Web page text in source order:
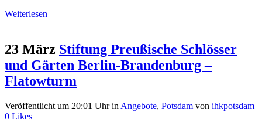
Weiterlesen
23 März Stiftung Preußische Schlösser
und Gärten Berlin-Brandenburg –
Flatowturm
Veröffentlicht um 20:01 Uhrin Angebote, Potsdam von ihkpotsdam
0 Likes